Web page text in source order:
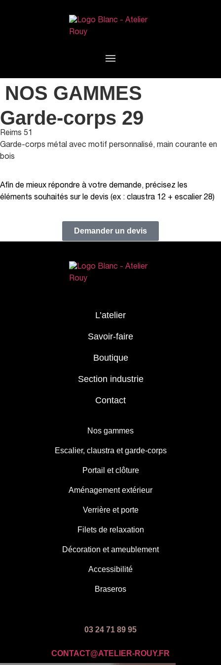
NOS GAMMES
Garde-corps 29
Reims 51
Garde-corps métal avec motif personnalisé, main courante en
bois
Afin de mieux répondre à votre demande, précisez les
éléments souhaités sur le devis (ex : claustra 12 + escalier 28)
Demander un devis
L’atelier
Savoir-faire
Boutique
Section industrie
Contact
Nos gammes
Escalier, claustra et garde-corps
Portail et clôture
Aménagement extérieur
Verrière et porte
Filets de relaxation
Décoration et ameublement
Accessibilité
Braseros
03 24 71 89 95
CONTACT@ATELIER-ROUY.FR